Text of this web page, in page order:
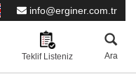
info@erginer.com.tr
Teklif Listeniz Ara